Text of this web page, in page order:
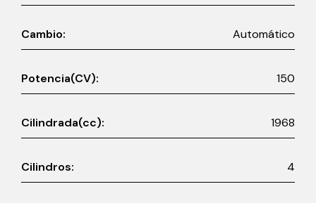
Cambio: Automático
Potencia(CV): 150
Cilindrada(cc): 1968
Cilindros: 4